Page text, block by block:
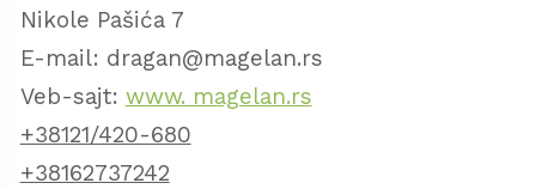
podseća na stari deo Beča.
Nikole Pašića 7
E-mail: dragan@magelan.rs
Veb-sajt: www. magelan.rs
+38121/420-680
+38162737242